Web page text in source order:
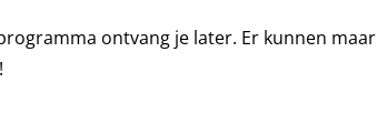
ontvang je later. Er kunnen